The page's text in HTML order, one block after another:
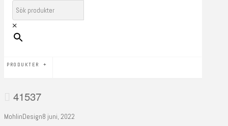
×
PRODUKTER
41537
MohlinDesign8 juni, 2022